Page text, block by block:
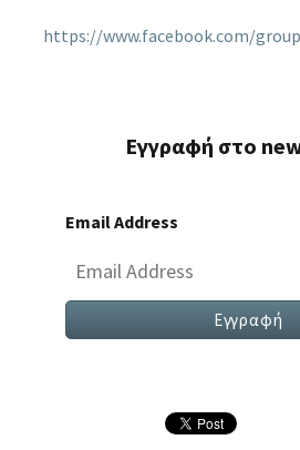
https://www.facebook.com/
Εγγραφή στο
Email Address